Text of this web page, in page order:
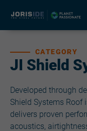
JI Shield
CATEGORY
Developed through
Shield Systems
delivers proven
acoustics,